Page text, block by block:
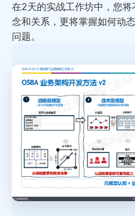
在2天的实战工作坊中，您
念和关系，更将掌握如何动
问题。